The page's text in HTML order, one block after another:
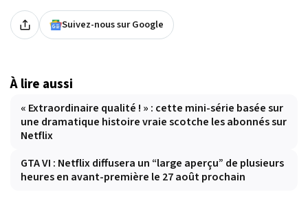
Suivez-nous sur Google
À lire aussi
« Extraordinaire qualité ! » : cette mini-série basée sur
une dramatique histoire vraie scotche les abonnés sur
Netflix
GTA VI : Netflix diffusera un “large aperçu” de plusieurs
heures en avant-première le 27 août prochain